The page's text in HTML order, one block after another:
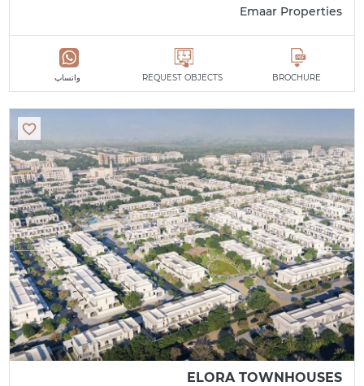
Emaar Properties
BROCHURE
REQUEST OBJECTS واتساپ
ELORA TOWNHOUSES